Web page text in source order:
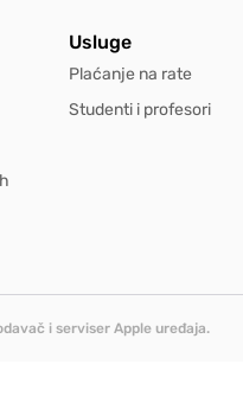
Usluge
Plaćanje na rate
Studenti i profesori
i serviser Apple uređaja.